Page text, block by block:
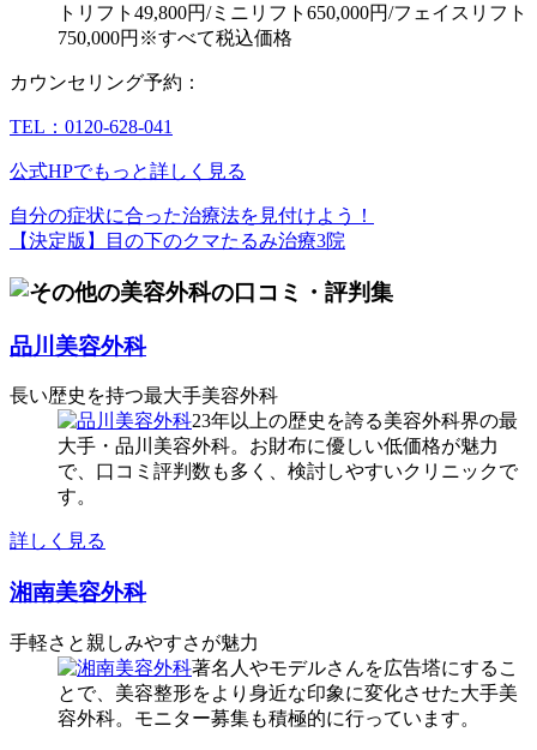
トリフト49,800円/ミニリフト650,000円/フェイスリフト
750,000円※すべて税込価格
カウンセリング予約：
TEL：0120-628-041
公式HPでもっと詳しく見る
自分の症状に合った治療法を見付けよう！
【決定版】目の下のクマたるみ治療3院
品川美容外科
長い歴史を持つ最大手美容外科
23年以上の歴史を誇る美容外科界の最
大手・品川美容外科。お財布に優しい低価格が魅力
で、口コミ評判数も多く、検討しやすいクリニックで
す。
詳しく見る
湘南美容外科
手軽さと親しみやすさが魅力
著名人やモデルさんを広告塔にするこ
とで、美容整形をより身近な印象に変化させた大手美
容外科。モニター募集も積極的に行っています。